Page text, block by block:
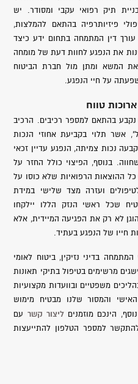
תיק רפואי עקבי ומסודר. יש
פיזיותרפיה בהתאם להמלצות,
עורך דין המתמחה בתחום ידע כיצד
את הנפגע לחוות דעת של מומחה
את המשא ומתן מול חברת הביטוח
על חיי הנפגע.
טווח
נקבע בהתאם למספר רכיבים. הרכיב
אשר תלוי בקביעת אחוזי הנכות
נכות צמיתה, הנפגע עדיין זכאי
בנוסף, הפיצוי כולל החזר על
ההוצאות הרפואיות שלא כוסו על
ועזרה מצד שלישי במידת
שכל ראשי הנזק הללו יילקחו
לא רק את הפגיעה המיידית, אלא
חייו של הנפגע בעתיד.
בדיני נזיקין, ביטוח לאומי
מרשימים בטיפול בתיקי תאונות
משפטיים ובוועדות מקצועיות
והמסור שלנו מבטיח מימוש
הינכם מוזמניםליצור קשר עם
למספר הטלפון להתייעצות